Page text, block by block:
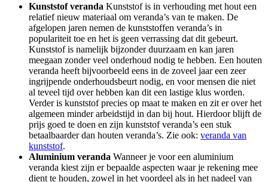
Kunststof veranda Kunststof is in verhouding met hout een
relatief nieuw materiaal om veranda’s van te maken. De
afgelopen jaren nemen de kunststoffen veranda’s in
populariteit toe en het is geen verrassing dat dit gebeurt.
Kunststof is namelijk bijzonder duurzaam en kan jaren
meegaan zonder veel onderhoud nodig te hebben. Een houten
veranda heeft bijvoorbeeld eens in de zoveel jaar een zeer
ingrijpende onderhoudsbeurt nodig, en voor mensen die niet
al teveel tijd over hebben kan dit een lastige klus worden.
Verder is kunststof precies op maat te maken en zit er over het
algemeen minder arbeidstijd in dan bij hout. Hierdoor blijft de
prijs goed te doen en zijn kunststof veranda’s een stuk
betaalbaarder dan houten veranda’s. Zie ook: veranda van
kunststof.
Aluminium veranda Wanneer je voor een aluminium
veranda kiest zijn er bepaalde aspecten waar je rekening mee
dient te houden, zowel in het voordeel als in het nadeel van